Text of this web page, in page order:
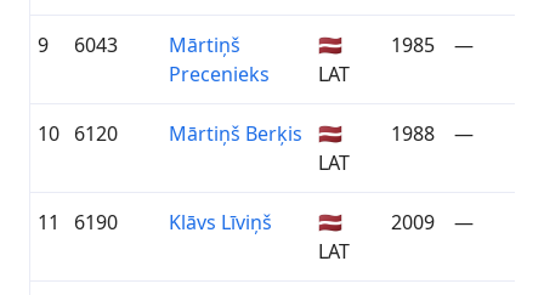
9 6043
Mārtiņš
Precenieks
🇱🇻
LAT
1985 —
10 6120 Mārtiņš Berķis
🇱🇻
LAT
1988 —
11 6190 Klāvs Līviņš
🇱🇻
LAT
2009 —